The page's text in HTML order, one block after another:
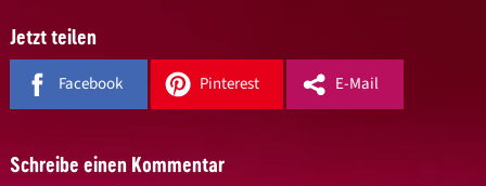
Jetzt teilen
Facebook Pinterest E-Mail
Schreibe einen Kommentar